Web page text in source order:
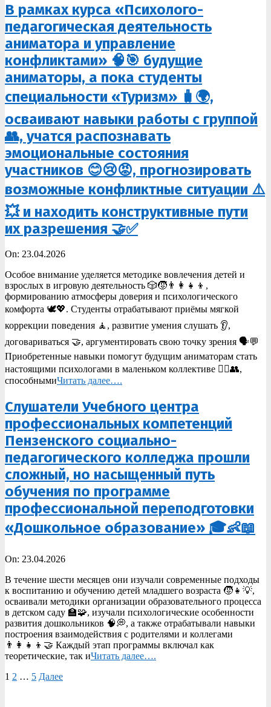
В рамках курса «Психолого-
педагогическая деятельность
аниматора и управление
конфликтами» 🧠🎯 будущие
аниматоры, а пока студенты
специальности «Туризм» 🧳🌍,
осваивают навыки работы с группой
👥, учатся распознавать
эмоциональные состояния
участников 😊😢😡, прогнозировать
возможные конфликтные ситуации ⚠️
💥 и находить конструктивные пути
их разрешения 🤝✅
2026-
23
On: 23.04.2026
Особое внимание уделяется методике вовлечения детей и
взрослых в игровую деятельность 🎲🧒👨‍👩‍👧‍👦,
формированию атмосферы доверия и психологического
комфорта 🕊️💖. Студенты отрабатывают приёмы мягкой
коррекции поведения 🧘, развитие умения слушать 👂,
договариваться 🤝, аргументировать свою точку зрения 🗣️💬
Приобретенные навыки помогут будущим аниматорам стать
настоящими психологами в маленьком коллективе 🧑‍⚕️👥,
способнымиЧитать далее….
Слушатели Учебного центра
профессиональных компетенций
Пензенского социально-
педагогического колледжа прошли
сложный, но насыщенный путь
обучения по программе
профессиональной переподготовки
«Дошкольное образование» 🎓👶📖
2026-
23
On: 23.04.2026
В течение шести месяцев они изучали современные подходы
к воспитанию и обучению детей младшего возраста 🧒👧💡,
осваивали методики организации образовательного процесса
в детском саду 🏫🧩, изучали психологические особенности
развития дошкольников 🧠💭, а также отрабатывали навыки
построения взаимодействия с родителями и коллегами
👨‍👩‍👧‍👦🤝 Каждый этап программы включал как
теоретические, так иЧитать далее….
Пагинация
1 2 … 5 Далее